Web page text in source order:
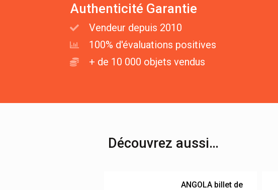
Authenticité Garantie
Vendeur depuis 2010
100% d'évaluations positives
+ de 10 000 objets vendus
Découvrez aussi…
ANGOLA billet de